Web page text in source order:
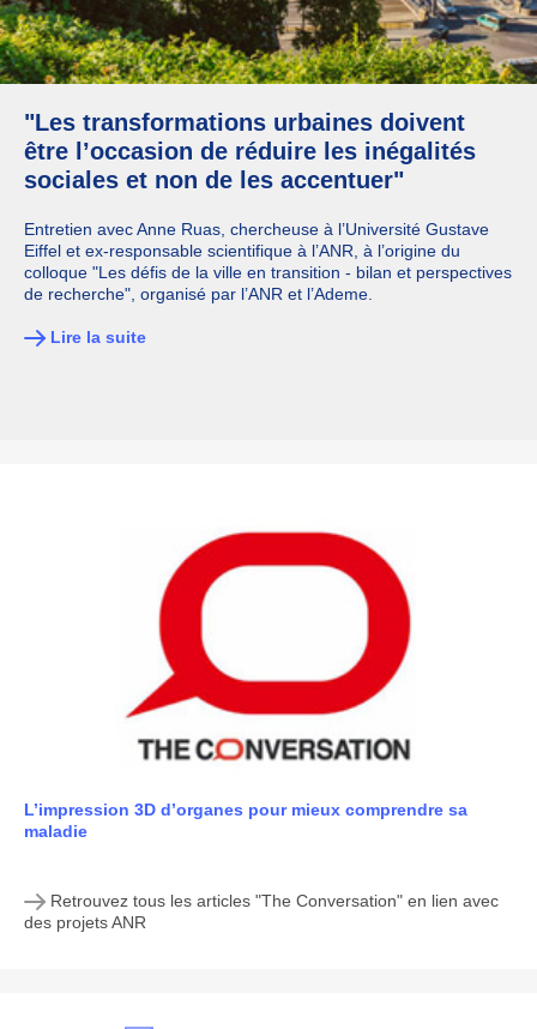
"Les transformations urbaines doivent
être l’occasion de réduire les inégalités
sociales et non de les accentuer"
Entretien avec Anne Ruas, chercheuse à l’Université Gustave
Eiffel et ex-responsable scientifique à l’ANR, à l’origine du
colloque "Les défis de la ville en transition - bilan et perspectives
de recherche", organisé par l’ANR et l’Ademe.
Lire la suite
L’impression 3D d’organes pour mieux comprendre sa
maladie
Retrouvez tous les articles "The Conversation" en lien avec
des projets ANR